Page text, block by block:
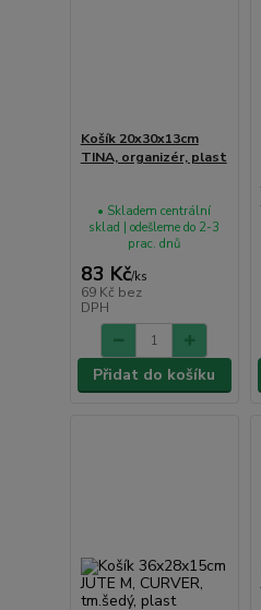
Košík 20x30x13cm
TINA, organizér, plast
83 Kč/ks
69 Kč bez
DPH
• Skladem centrální
sklad | odešleme do 2-3
prac. dnů
Přidat do košíku